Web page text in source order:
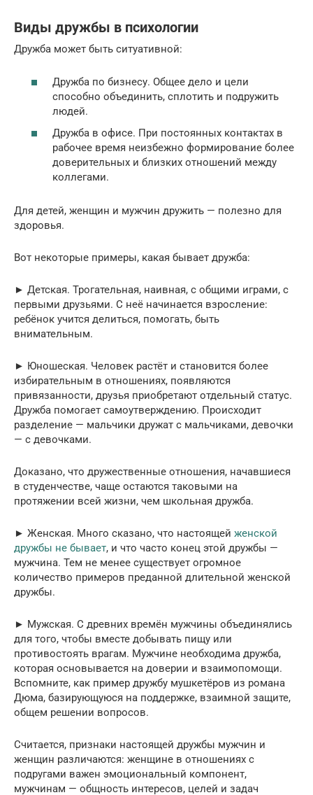
Виды дружбы в психологии
Дружба может быть ситуативной:
Дружба по бизнесу. Общее дело и цели
способно объединить, сплотить и подружить
людей.
Дружба в офисе. При постоянных контактах в
рабочее время неизбежно формирование более
доверительных и близких отношений между
коллегами.
Для детей, женщин и мужчин дружить — полезно для
здоровья.
Вот некоторые примеры, какая бывает дружба:
► Детская. Трогательная, наивная, с общими играми, с
первыми друзьями. С неё начинается взросление:
ребёнок учится делиться, помогать, быть
внимательным.
► Юношеская. Человек растёт и становится более
избирательным в отношениях, появляются
привязанности, друзья приобретают отдельный статус.
Дружба помогает самоутверждению. Происходит
разделение — мальчики дружат с мальчиками, девочки
— с девочками.
Доказано, что дружественные отношения, начавшиеся
в студенчестве, чаще остаются таковыми на
протяжении всей жизни, чем школьная дружба.
► Женская. Много сказано, что настоящей женской
дружбы не бывает, и что часто конец этой дружбы —
мужчина. Тем не менее существует огромное
количество примеров преданной длительной женской
дружбы.
► Мужская. С древних времён мужчины объединялись
для того, чтобы вместе добывать пищу или
противостоять врагам. Мужчине необходима дружба,
которая основывается на доверии и взаимопомощи.
Вспомните, как пример дружбу мушкетёров из романа
Дюма, базирующуюся на поддержке, взаимной защите,
общем решении вопросов.
Считается, признаки настоящей дружбы мужчин и
женщин различаются: женщине в отношениях с
подругами важен эмоциональный компонент,
мужчинам — общность интересов, целей и задач